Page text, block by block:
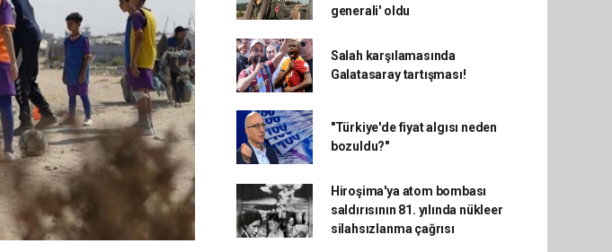
generali' oldu
Salah karşılamasında
Galatasaray tartışması!
"Türkiye'de fiyat algısı neden
bozuldu?"
Hiroşima'ya atom bombası
saldırısının 81. yılında nükleer
silahsızlanma çağrısı